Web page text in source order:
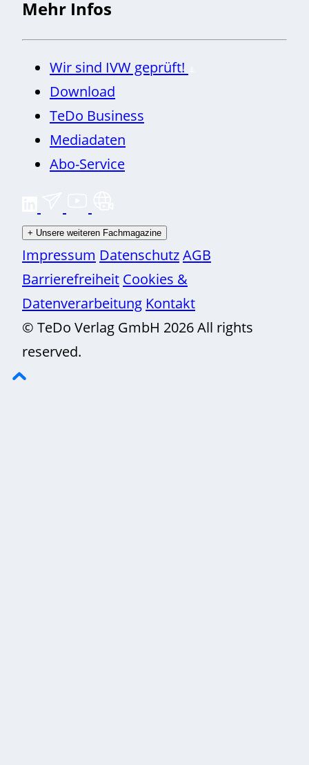
Mehr Infos
Wir sind IVW geprüft!
Download
TeDo Business
Mediadaten
Abo-Service
+ Unsere weiteren Fachmagazine
Impressum DatenschutzAGB
Barrierefreiheit Cookies &
Datenverarbeitung Kontakt
© TeDo Verlag GmbH 2026 All rights
reserved.